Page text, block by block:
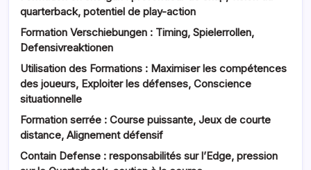
quarterback, potentiel de play-action
Formation Verschiebungen : Timing, Spielerrollen,
Defensivreaktionen
Utilisation des Formations : Maximiser les compétences
des joueurs, Exploiter les défenses, Conscience
situationnelle
Formation serrée : Course puissante, Jeux de courte
distance, Alignement défensif
Contain Defense : responsabilités sur l’Edge, pression